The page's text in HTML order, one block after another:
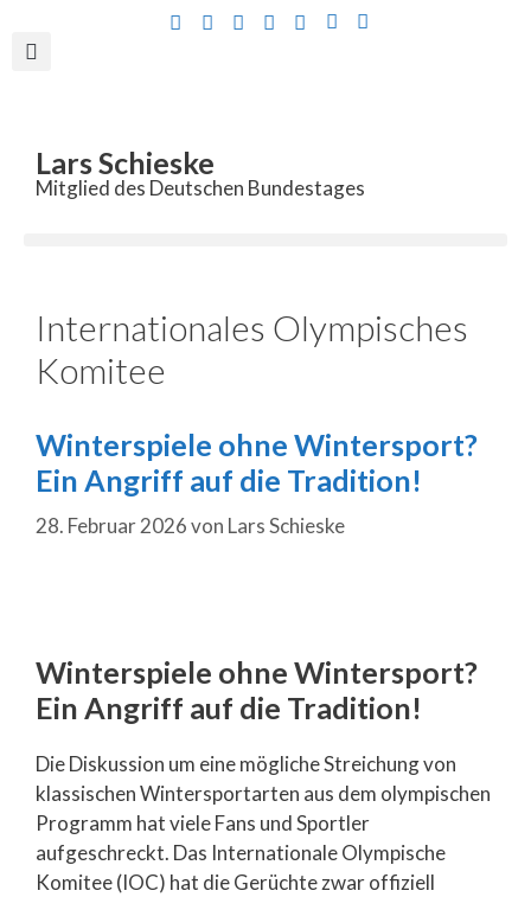
Lars Schieske
Mitglied des Deutschen Bundestages
Internationales Olympisches
Komitee
Winterspiele ohne Wintersport?
Ein Angriff auf die Tradition!
28. Februar 2026von Lars Schieske
Winterspiele ohne Wintersport?
Ein Angriff auf die Tradition!
Die Diskussion um eine mögliche Streichung von
klassischen Wintersportarten aus dem olympischen
Programm hat viele Fans und Sportler
aufgeschreckt. Das Internationale Olympische
Komitee (IOC) hat die Gerüchte zwar offiziell